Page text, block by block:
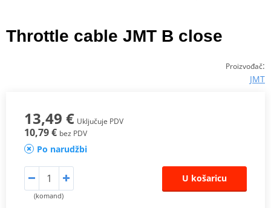
Throttle cable JMT B close
Proizvođač:
JMT
13,49 € Uključuje PDV
10,79 € bez PDV
Po narudžbi
(komand)
U košaricu